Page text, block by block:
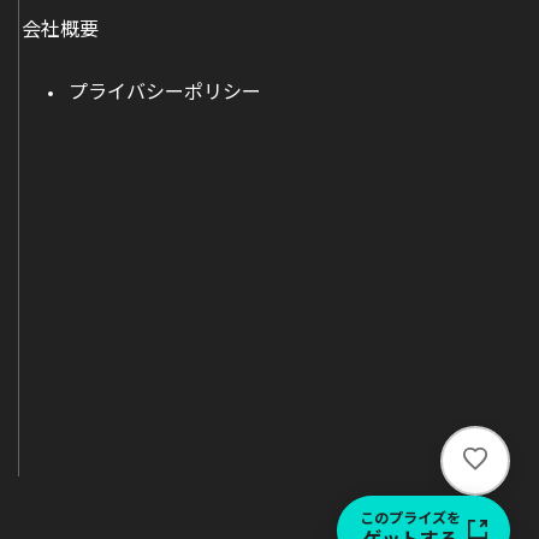
い
ね
このプライズを
会社概要
プライバシーポリシー